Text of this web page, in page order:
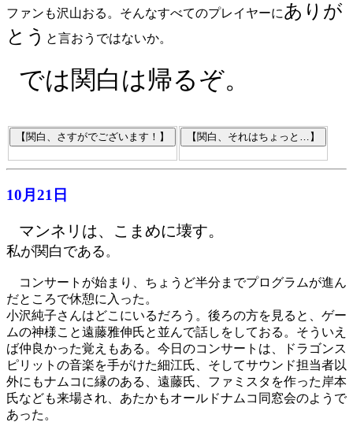
ファンも沢山おる。そんなすべてのプレイヤーにありが
とう と言おうではないか。
では関白は帰るぞ。
10月21日
マンネリは、こまめに壊す。
私が関白である 。
コンサートが始まり、ちょうど半分までプログラムが進ん
だところで休憩に入った。
小沢純子さんはどこにいるだろう。後ろの方を見ると、ゲー
ムの神様こと遠藤雅伸氏と並んで話しをしておる。そういえ
ば仲良かった覚えもある。今日のコンサートは、ドラゴンス
ピリットの音楽を手がけた細江氏、そしてサウンド担当者以
外にもナムコに縁のある、遠藤氏、ファミスタを作った岸本
氏なども来場され、あたかもオールドナムコ同窓会のようで
あった。